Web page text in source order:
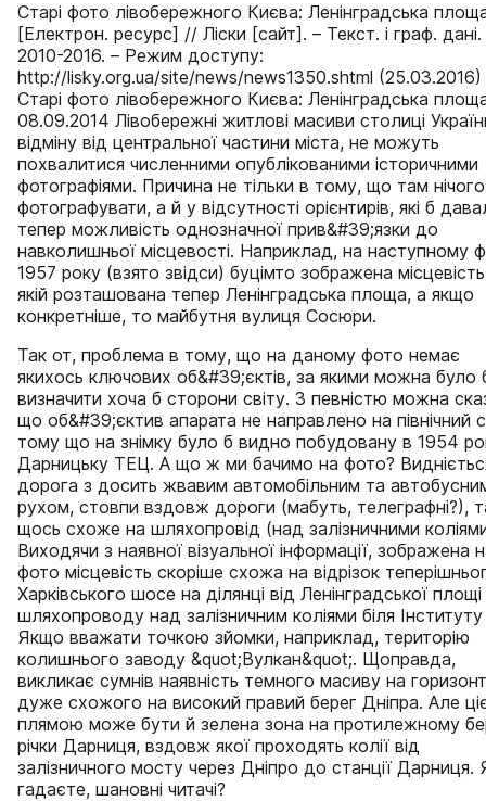
Старі фото лівобережного Києва: Ленінградська
[Електрон. ресурс] // Ліски [сайт]. – Текст. і граф.
2010-2016. – Режим доступу:
http://lisky.org.ua/site/news/news1350.shtml (25.03.2016)
Старі фото лівобережного Києва: Ленінградська
08.09.2014 Лівобережні житлові масиви столиці
відміну від центральної частини міста, не можуть
похвалитися численними опублікованими історичними
фотографіями. Причина не тільки в тому, що там
фотографувати, а й у відсутності орієнтирів, які б
тепер можливість однозначної прив&#39;язки до
навколишньої місцевості. Наприклад, на наступному
1957 року (взято звідси) буцімто зображена
якій розташована тепер Ленінградська площа, а якщо
конкретніше, то майбутня вулиця Сосюри.
Так от, проблема в тому, що на даному фото немає
якихось ключових об&#39;єктів, за якими можна було
визначити хоча б сторони світу. З певністю можна
що об&#39;єктив апарата не направлено на північний
тому що на знімку було б видно побудовану в 1954
Дарницьку ТЕЦ. А що ж ми бачимо на фото?
дорога з досить жвавим автомобільним та
рухом, стовпи вздовж дороги (мабуть, телеграфні?),
щось схоже на шляхопровід (над залізничними
Виходячи з наявної візуальної інформації, зображена
фото місцевість скоріше схожа на відрізок
Харківського шосе на ділянці від Ленінградської
шляхопроводу над залізничним коліями біля Інституту
Якщо вважати точкою зйомки, наприклад, територію
колишнього заводу &quot;Вулкан&quot;. Щоправда,
викликає сумнів наявність темного масиву на
дуже схожого на високий правий берег Дніпра. Але
плямою може бути й зелена зона на протилежному
річки Дарниця, вздовж якої проходять колії від
залізничного мосту через Дніпро до станції Дарниця.
гадаєте, шановні читачі?